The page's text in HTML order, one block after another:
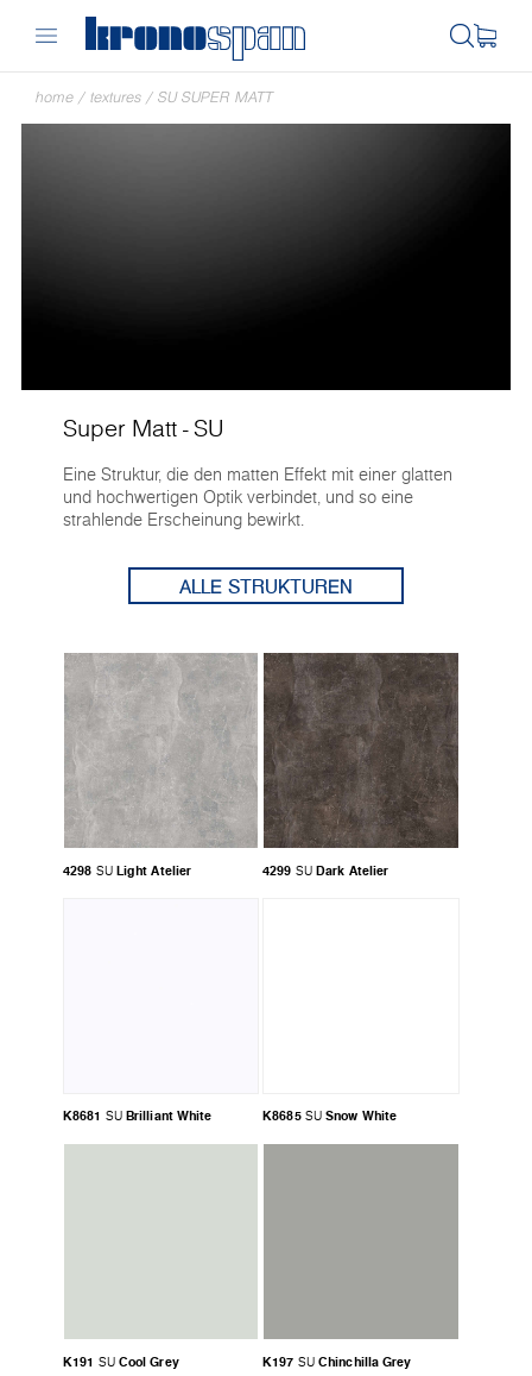
home / textures / SU SUPER MATT
Super Matt - SU
Eine Struktur, die den matten Effekt mit einer glatten
und hochwertigen Optik verbindet, und so eine
strahlende Erscheinung bewirkt.
ALLE STRUKTUREN
4298 SU Light Atelier 4299 SU Dark Atelier
K8681 SU Brilliant White K8685 SU Snow White
K191 SU Cool Grey K197 SU Chinchilla Grey